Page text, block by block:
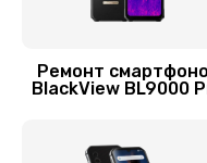
Замена
Ремонт
BlackView BL9000